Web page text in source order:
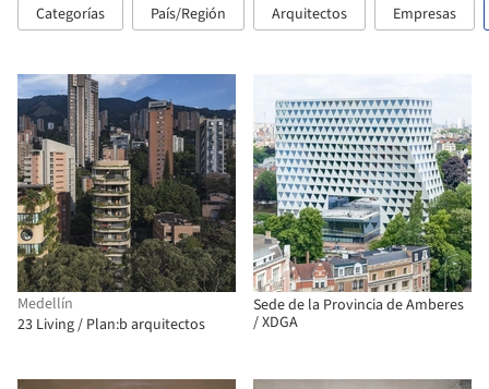
Categorías País/Región Arquitectos Empresas
Medellín
23 Living / Plan:b arquitectos
Sede de la Provincia de Amberes
/ XDGA